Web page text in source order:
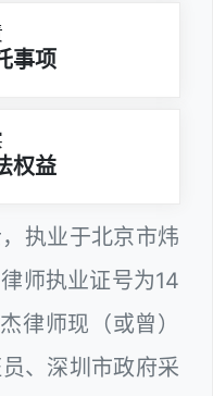
事项
权益
执业于北京市炜
师执业证号为14
律师现（或曾）
、深圳市政府采